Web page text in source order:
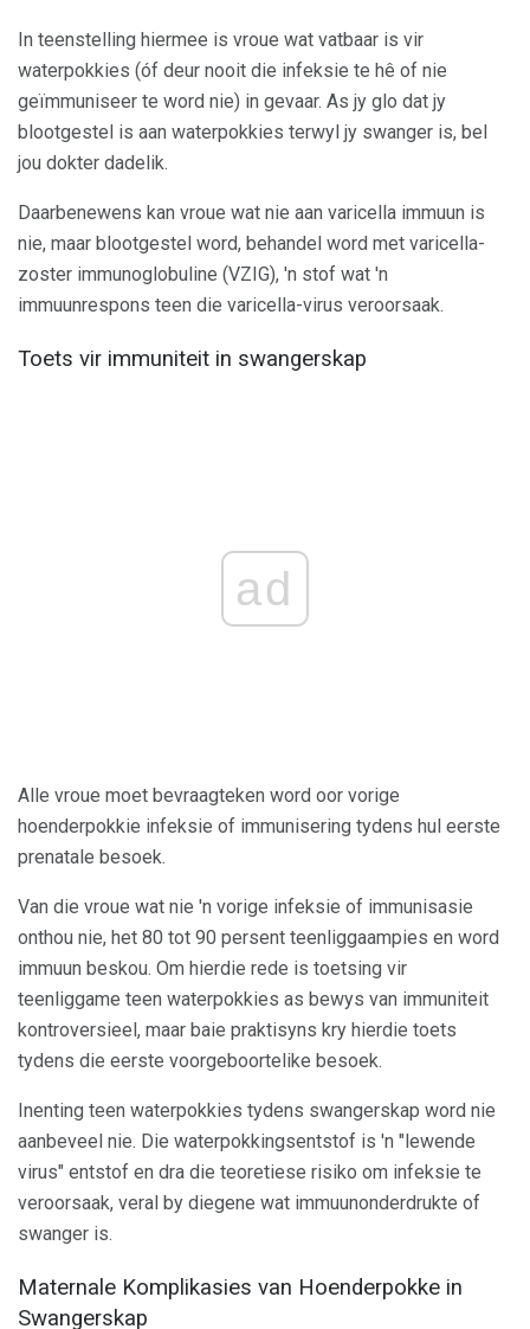
In teenstelling hiermee is vroue wat vatbaar is vir
waterpokkies (óf deur nooit die infeksie te hê of nie
geïmmuniseer te word nie) in gevaar. As jy glo dat jy
blootgestel is aan waterpokkies terwyl jy swanger is, bel
jou dokter dadelik.
Daarbenewens kan vroue wat nie aan varicella immuun is
nie, maar blootgestel word, behandel word met varicella-
zoster immunoglobuline (VZIG), 'n stof wat 'n
immuunrespons teen die varicella-virus veroorsaak.
Toets vir immuniteit in swangerskap
ad
Alle vroue moet bevraagteken word oor vorige
hoenderpokkie infeksie of immunisering tydens hul eerste
prenatale besoek.
Van die vroue wat nie 'n vorige infeksie of immunisasie
onthou nie, het 80 tot 90 persent teenliggaampies en word
immuun beskou. Om hierdie rede is toetsing vir
teenliggame teen waterpokkies as bewys van immuniteit
kontroversieel, maar baie praktisyns kry hierdie toets
tydens die eerste voorgeboortelike besoek.
Inenting teen waterpokkies tydens swangerskap word nie
aanbeveel nie. Die waterpokkingsentstof is 'n "lewende
virus" entstof en dra die teoretiese risiko om infeksie te
veroorsaak, veral by diegene wat immuunonderdrukte of
swanger is.
Maternale Komplikasies van Hoenderpokke in
Swangerskap